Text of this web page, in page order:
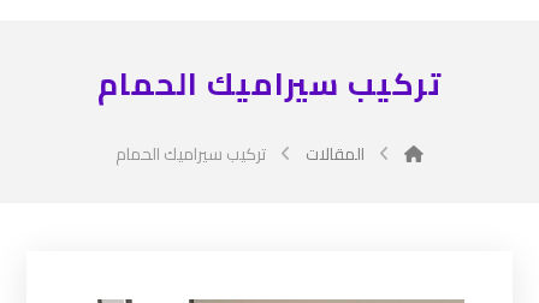
تركيب سيراميك الحمام
المقالات تركيب سيراميك الحمام